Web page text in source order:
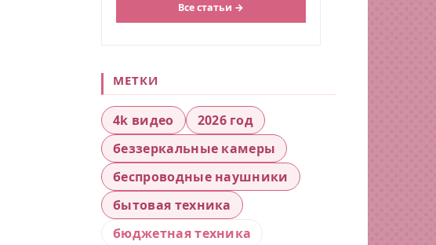
Все статьи →
МЕТКИ
4k видео
2026 год
беззеркальные камеры
беспроводные наушники
бытовая техника
бюджетная техника